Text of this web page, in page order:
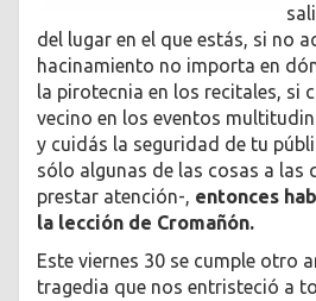
del lugar en el que estás, si no
hacinamiento no importa en
la pirotecnia en los recitales, si
vecino en los eventos
y cuidás la seguridad de tu
sólo algunas de las cosas a las
prestar atención-, entonces
la lección de Cromañón.
Este viernes 30 se cumple otro
tragedia que nos entristeció a